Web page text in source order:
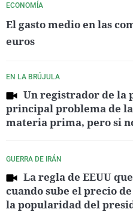
ECONOMÍA
El gasto medio en las
euros
EN LA BRÚJULA
Un registrador de la
principal problema de
materia prima, pero si
GUERRA DE IRÁN
La regla de EEUU
cuando sube el precio
la popularidad del